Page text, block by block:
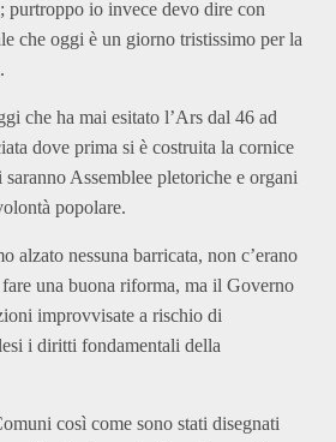
purtroppo io invece devo dire con
che oggi è un giorno tristissimo per la
che ha mai esitato l’Ars dal 46 ad
dove prima si è costruita la cornice
Assemblee pletoriche e organi
popolare.
alzato nessuna barricata, non c’erano
una buona riforma, ma il Governo
improvvisate a rischio di
i diritti fondamentali della
così come sono stati disegnati